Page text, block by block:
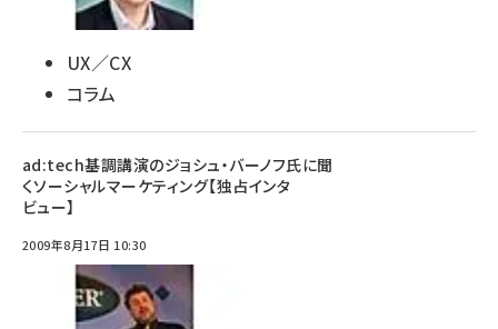
UX／CX
コラム
ad:tech基調講演のジョシュ・バーノフ氏に聞
くソーシャルマーケティング【独占インタ
ビュー】
2009年8月17日 10:30